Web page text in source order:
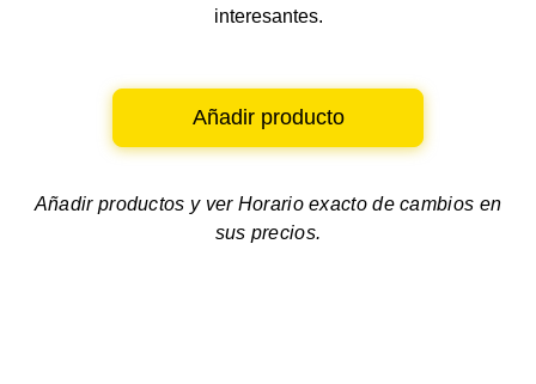
interesantes.
Añadir producto
Añadir productos y verHorario exacto de cambios en
sus precios.